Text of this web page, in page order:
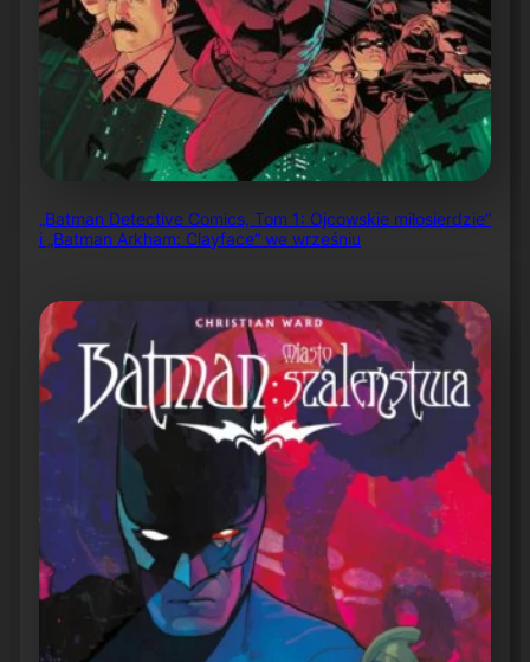
„Batman Detective Comics, Tom 1: Ojcowskie miłosierdzie”
i „Batman Arkham: Clayface” we wrześniu